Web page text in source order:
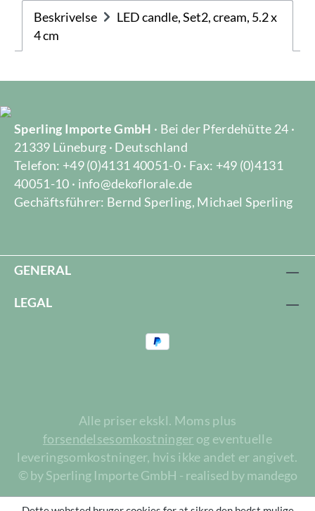
Beskrivelse
LED candle, Set2, cream, 5.2 x
4 cm
Sperling Importe GmbH · Bei der Pferdehütte 24 ·
21339 Lüneburg · Deutschland
Telefon: +49 (0)4131 40051-0 · Fax: +49 (0)4131
40051-10 · info@dekoflorale.de
Gechäftsführer: Bernd Sperling, Michael Sperling
GENERAL
LEGAL
Alle priser ekskl. Moms plus
forsendelsesomkostninger og eventuelle
leveringsomkostninger, hvis ikke andet er angivet.
© by Sperling Importe GmbH - realised by mandego